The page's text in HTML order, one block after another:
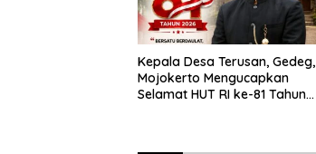
Kepala Desa Terusan, Gedeg,
Mojokerto Mengucapkan
Selamat HUT RI ke-81 Tahun